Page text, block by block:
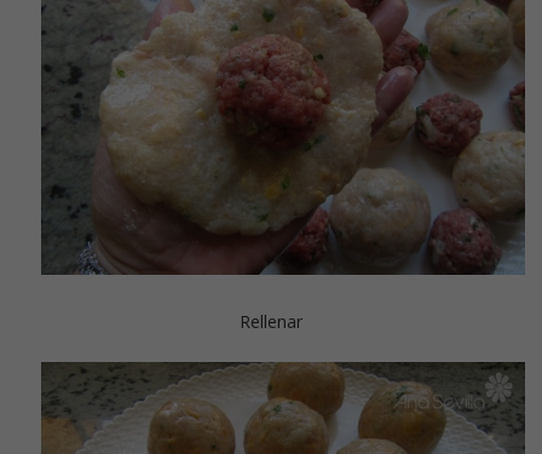
Rellenar